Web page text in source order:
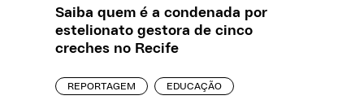
Saiba quem é a condenada por
estelionato gestora de cinco
creches no Recife
REPORTAGEM EDUCAÇÃO